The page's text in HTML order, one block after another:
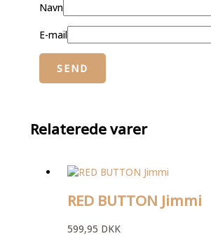
Navn
E-mail
Relaterede varer
RED BUTTON Jimmi
599,95 DKK